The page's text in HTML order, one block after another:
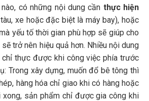
có những nội dung cần thực hiện
xe hoặc đặc biệt là máy bay), hoặc
yếu tố thời gian phù hợp sẽ giúp cho
sẽ trở nên hiệu quả hơn. Nhiều nội dung
thực được khi công việc phía trước
Trong xây dựng, muốn đổ bê tông thì
hàng hóa chỉ giao khi có hàng hoặc
xong, sản phẩm chỉ được gia công khi